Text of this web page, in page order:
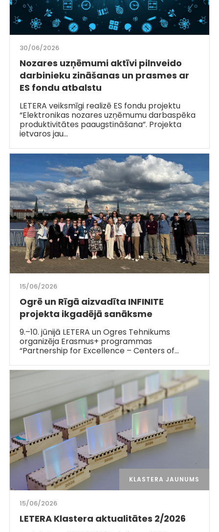
30/06/2026
Nozares uzņēmumi aktīvi pilnveido
darbinieku zināšanas un prasmes ar
ES fondu atbalstu
LETERA veiksmīgi realizē ES fondu projektu
“Elektronikas nozares uzņēmumu darbaspēka
produktivitātes paaugstināšana”. Projekta
ietvaros jau…
15/06/2026
Ogrē un Rīgā aizvadīta INFINITE
projekta ikgadējā sanāksme
9.–10. jūnijā LETERA un Ogres Tehnikums
organizēja Erasmus+ programmas
“Partnership for Excellence – Centers of…
KLASTERA JAUNUMS
15/06/2026
LETERA Klastera aktualitātes 2/2026